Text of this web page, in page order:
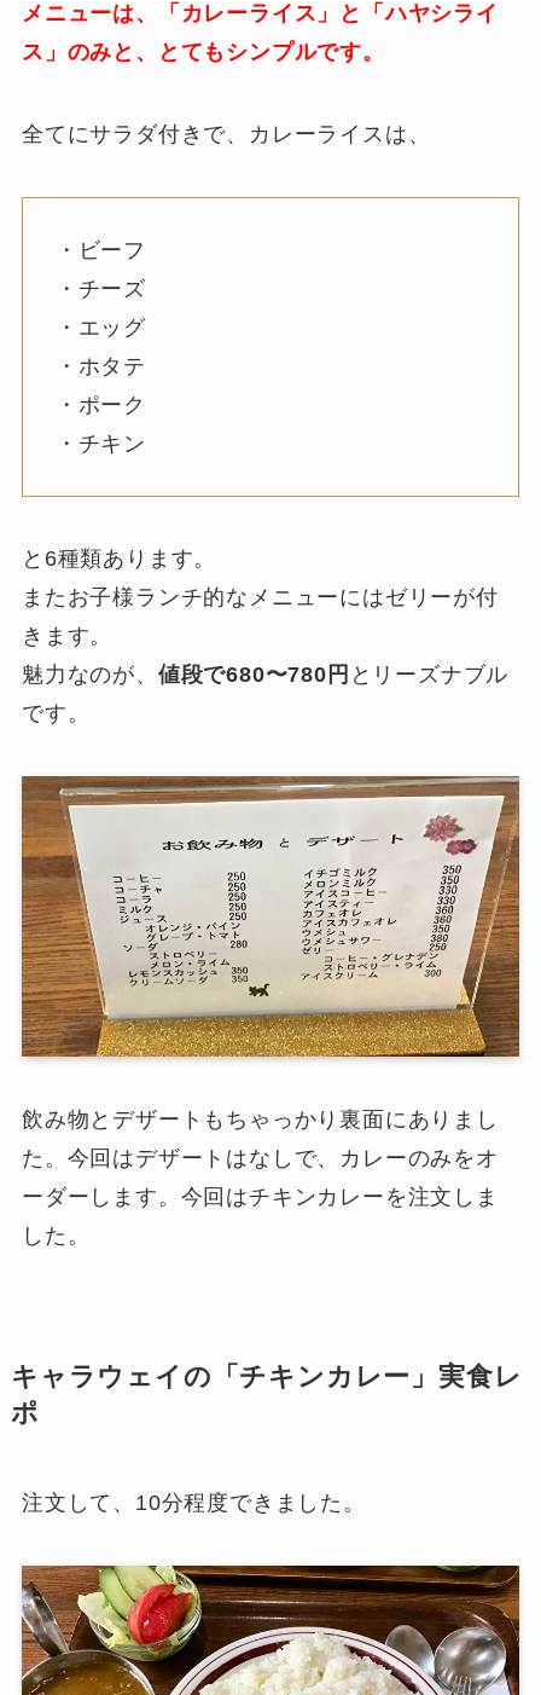
メニューは、「カレーライス」と「ハヤシライ
ス」のみと、とてもシンプルです。
全てにサラダ付きで、カレーライスは、
・ビーフ
・チーズ
・エッグ
・ホタテ
・ポーク
・チキン
と6種類あります。
またお子様ランチ的なメニューにはゼリーが付
きます。
魅力なのが、 値段で680〜780円 とリーズナブル
です。
飲み物とデザートもちゃっかり裏面にありまし
た。今回はデザートはなしで、カレーのみをオ
ーダーします。今回はチキンカレーを注文しま
した。
キャラウェイの「チキンカレー」実食レ
ポ
注文して、10分程度できました。